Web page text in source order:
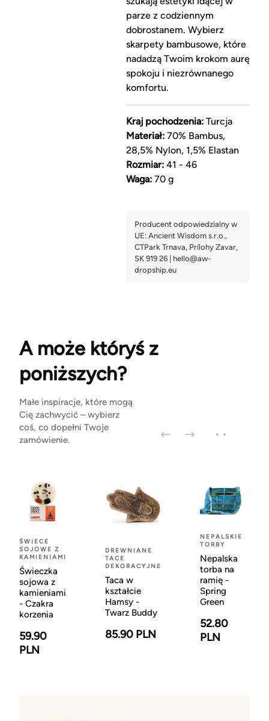
parze z codziennym
dobrostanem. Wybierz
skarpety bambusowe, które
nadadzą Twoim krokom aurę
spokoju i niezrównanego
komfortu.
Kraj pochodzenia:Turcja
Materiał:70% Bambus,
28,5% Nylon, 1,5% Elastan
Rozmiar:41 - 46
Waga:70 g
A może któryś z
poniższych?
Małe inspiracje, które mogą
Cię zachwycić – wybierz
coś, co dopełni Twoje
zamówienie.
ŚWIECE
SOJOWE Z
KAMIENIAMI
Świeczka
sojowa z
kamieniami
- Czakra
korzenia
59.90
PLN
DREWNIANE
TACE
DEKORACYJNE
Taca w
kształcie
Hamsy -
Twarz Buddy
85.90 PLN
NEPALSKIE
TORBY
Nepalska
torba na
ramię -
Spring
Green
52.80
PLN